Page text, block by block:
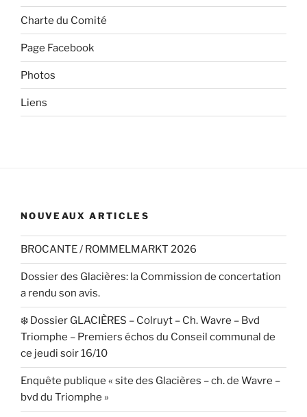
Charte du Comité
Page Facebook
Photos
Liens
NOUVEAUX ARTICLES
BROCANTE / ROMMELMARKT 2026
Dossier des Glacières: la Commission de concertation
a rendu son avis.
❄️ Dossier GLACIÈRES – Colruyt – Ch. Wavre – Bvd
Triomphe – Premiers échos du Conseil communal de
ce jeudi soir 16/10
Enquête publique « site des Glacières – ch. de Wavre –
bvd du Triomphe »